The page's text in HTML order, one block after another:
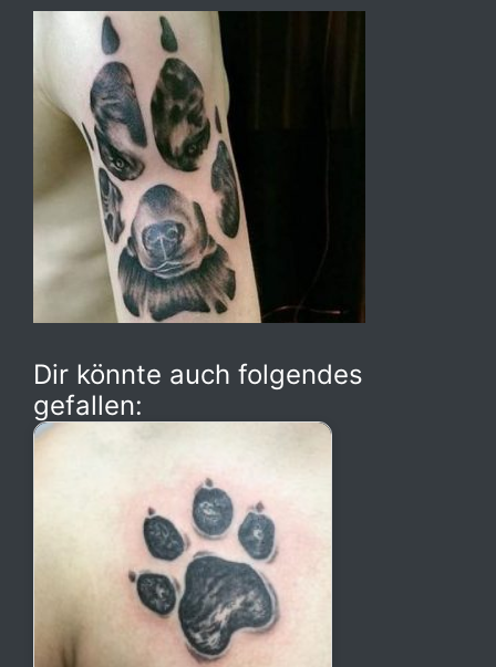
Dir könnte auch folgendes
gefallen: